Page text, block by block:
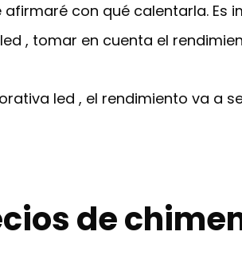
con qué calentarla.
, tomar en cuenta el
led , el rendimiento va a
de